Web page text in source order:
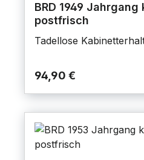
BRD 1949 Jahrgang
postfrisch
Tadellose
94,90 €